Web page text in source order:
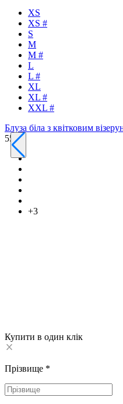
XS
XS #
S
M
M #
L
L #
XL
XL #
XXL #
Блуза біла з квітковим
550 ₴
+3
Купити в один клік
Прізвище *